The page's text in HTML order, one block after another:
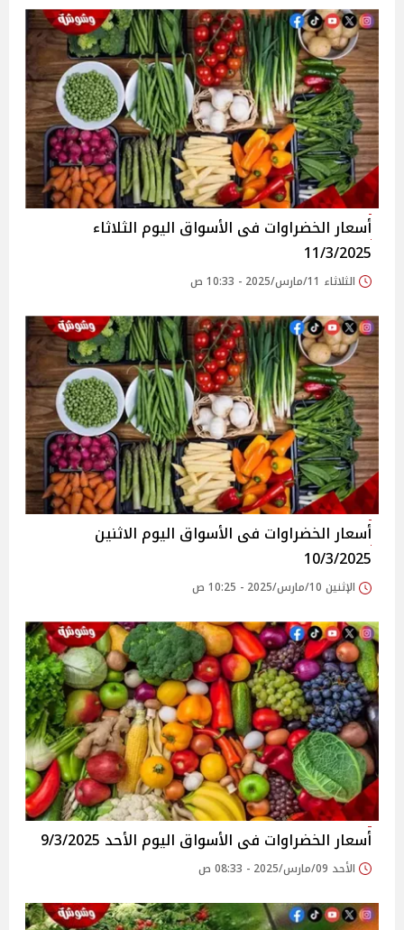
أسعار الخضراوات فى الأسواق‎‎ اليوم الثلاثاء
11/3/2025
الثلاثاء 11/مارس/2025 - 10:33 ص
أسعار الخضراوات فى الأسواق‎‎ اليوم الاثنين
10/3/2025
الإثنين 10/مارس/2025 - 10:25 ص
أسعار الخضراوات فى الأسواق‎‎ اليوم الأحد 9/3/2025
الأحد 09/مارس/2025 - 08:33 ص